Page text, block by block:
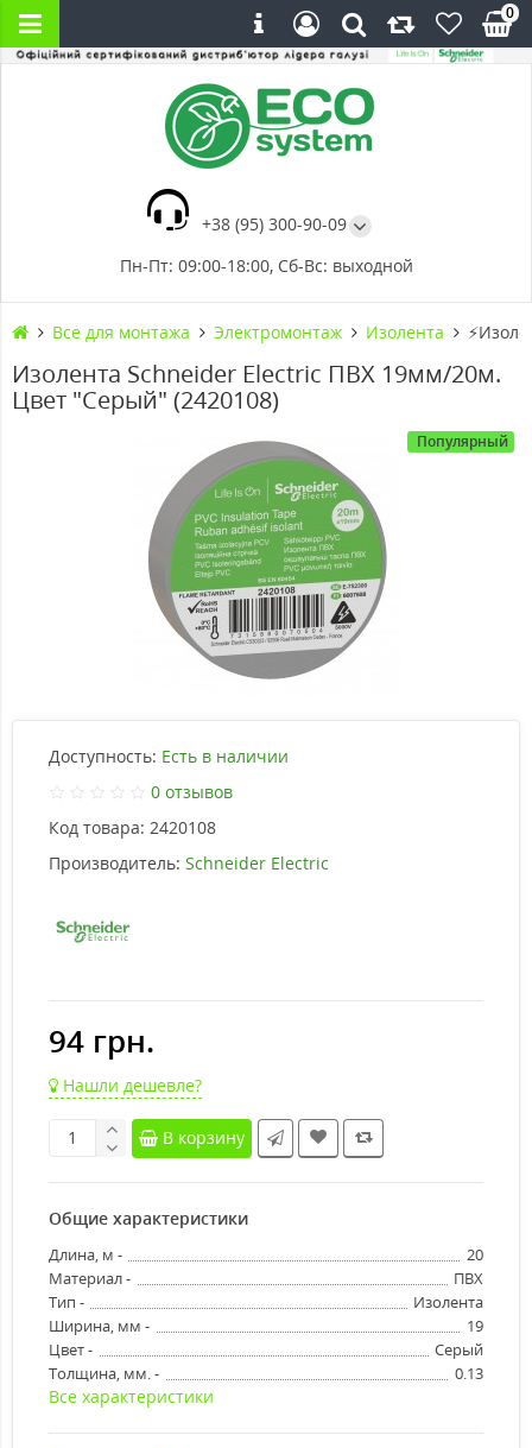
+38 (95) 300-90-09
Пн-Пт: 09:00-18:00, Сб-Вс: выходной
0
Все для монтажа Электромонтаж Изолента
Изолента Schneider Electric ПВХ 19мм/20м.
Цвет "Серый" (2420108)
Популярный
Доступность: Есть в наличии
0 отзывов
Код товара: 2420108
Производитель: Schneider Electric
94 грн.
Нашли дешевле?
В корзину
Общие характеристики
Длина, м -
20
Материал -
ПВХ
Тип -
Изолента
Ширина, мм -
19
Цвет -
Серый
Толщина, мм. -
0.13
Все характеристики